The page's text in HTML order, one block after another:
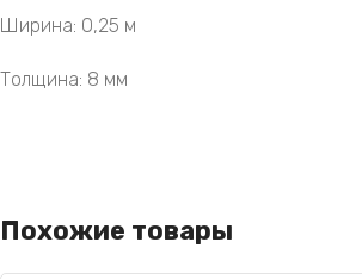
Ширина: 0,25 м
Толщина: 8 мм
Похожие товары